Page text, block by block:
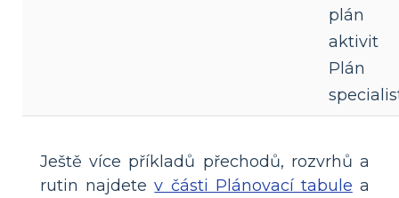
plán
aktivit
Plán
Ještě více příkladů přechodů, rozvrhů a
rutin najdetev části Plánovací tabule a